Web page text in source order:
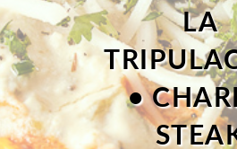
LA
•